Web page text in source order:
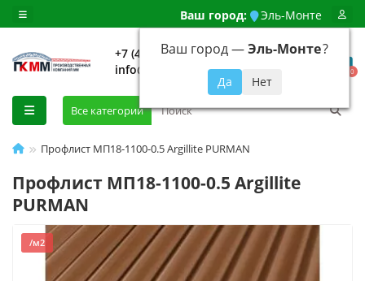
Ваш город: Эль-Монте
Ваш город —Эль-Монте?
+7 (499) 648-92-94
info@evroshtaketnikmoskva.ru
0
Все категории
Профлист МП18-1100-0.5 Argillite PURMAN
Профлист МП18-1100-0.5 Argillite
PURMAN
/м2